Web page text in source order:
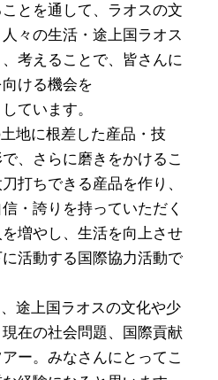
とを通して、ラオスの文
々の生活・途上国ラオス
考えることで、皆さんに
ける機会を
ています。
地に根差した産品・技
、さらに磨きをかけるこ
打ちできる産品を作り、
・誇りを持っていただく
増やし、生活を向上させ
活動する国際協力活動で
途上国ラオスの文化や少
在の社会問題、国際貢献
ー。みなさんにとってこ